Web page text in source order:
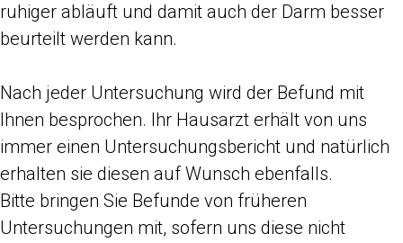
ruhiger abläuft und damit auch der Darm besser
beurteilt werden kann.
Nach jeder Untersuchung wird der Befund mit
Ihnen besprochen. Ihr Hausarzt erhält von uns
immer einen Untersuchungsbericht und natürlich
erhalten sie diesen auf Wunsch ebenfalls.
Bitte bringen Sie Befunde von früheren
Untersuchungen mit, sofern uns diese nicht